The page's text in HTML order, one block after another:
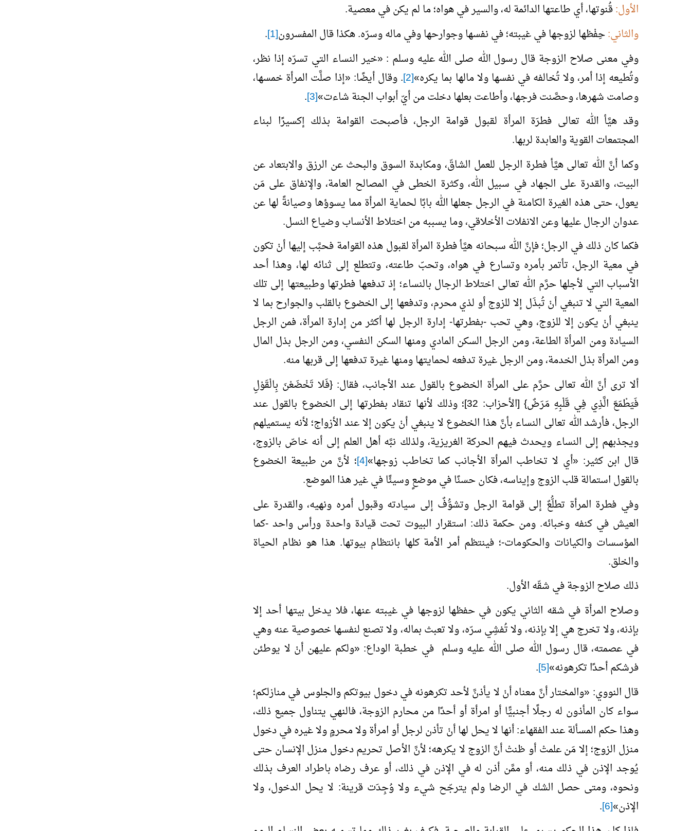
الأول:قُنوتها، أي طاعتها الدائمة له، والسير في هواه؛ ما لم يكن في معصية.
والثاني:حِفْظها لزوجها في غيبته؛ في نفسها وجوارحها وفي ماله وسرّه. هكذا قال المفسرون[1]
.
وفي معنى صلاح الزوجة قال رسول الله صلى الله عليه وسلم : «خير النساء التي تسرّه إذا نظر،
وتُطيعه إذا أمر، ولا تُخالفه في نفسها ولا مالها بما يكره»
[2] . وقال أيضًا: «إذا صلَّت المرأةخمسها،
وصامت شهرها، وحصَّنت فرجها، وأطاعت بعلها دخلت من أيّ أبواب الجنة شاءت»
[3]
.
وقد هيَّأ الله تعالى فطرَة المرأة لقبول قوامة الرجل، فأصبحت القوامة بذلك إكسيرًا لبناء
المجتمعات القوية والعابدة لربها.
وكما أنَّ الله تعالى هيَّأ فطرة الرجل للعمل الشاقّ، ومكابدة السوق والبحث عن الرزق والابتعاد عن
البيت، والقدرة على الجهاد في سبيل الله، وكثرة الخطى في المصالح العامة، والإنفاق على مَن
يعول، حتى هذه الغيرة الكامنة في الرجل جعلها الله بابًا لحماية المرأة مما يسوؤها وصيانةً لها عن
عدوان الرجال عليها وعن الانفلات الأخلاقي، وما يسببه من اختلاط الأنساب وضياع النسل.
فكما كان ذلك في الرجل؛ فإنَّ الله سبحانه هيَّأ فطرة المرأة لقبول هذه القوامة فحبَّب إليها أنْ تكون
في معية الرجل، تأتمر بأمره وتسارع في هواه، وتحبّ طاعته، وتتطلع إلى ثنائه لها، وهذا أحد
الأسباب التي لأجلها حرَّم الله تعالى اختلاط الرجال بالنساء؛ إذ تدفعها فطرتها وطبيعتها إلى تلك
المعية التي لا تنبغي أنْ تُبذَل إلا للزوج أو لذي محرم، وتدفعها إلى الخضوع بالقلب والجوارح بما لا
ينبغي أنْ يكون إلا للزوج، وهي تحب -بفطرتها- إدارة الرجل لها أكثر من إدارة المرأة، فمن الرجل
السيادة ومن المرأة الطاعة، ومن الرجل السكن المادي ومنها السكن النفسي، ومن الرجل بذل المال
ومن المرأة بذل الخدمة، ومن الرجل غيرة تدفعه لحمايتها ومنها غيرة تدفعها إلى قربها منه.
ألا ترى أنَّ الله تعالى حرَّم على المرأة الخضوع بالقول عند الأجانب، فقال: {فَلا تَخْضَعْنَ بِالْقَوْلِ
فَيَطْمَعَ الَّذِي فِي قَلْبِهِ مَرَضٌ} [الأحزاب: 32]؛ وذلك لأنها تنقاد بفطرتها إلى الخضوع بالقول عند
الرجل، فأرشد الله تعالى النساء بأنَّ هذا الخضوع لا ينبغي أنْ يكون إلا عند الأزواج؛ لأنه يستميلهم
ويجذبهم إلى النساء ويحدث فيهم الحركة الغريزية، ولذلك نبَّه أهل العلم إلى أنه خاصّ بالزوج،
قال ابن كثير: «أي لا تخاطب المرأة الأجانب كما تخاطب زوجها»
[4] ؛ لأنَّ من طبيعة الخضوع
بالقول استمالة قلب الزوج وإيناسه، فكان حسنًا في موضعٍ وسيئًا في غير هذا الموضع.
وفي فطرة المرأة تطلُّعٌ إلى قوامة الرجل وتشوُّفٌ إلى سيادته وقبول أمره ونهيه، والقدرة على
العيش في كنفه وخبائه. ومن حكمة ذلك: استقرار البيوت تحت قيادة واحدة ورأس واحد -كما
المؤسسات والكيانات والحكومات-؛ فينتظم أمر الأمة كلها بانتظام بيوتها. هذا هو نظام الحياة
والخلق.
ذلك صلاح الزوجة في شقّه الأول.
وصلاح المرأة في شقه الثاني يكون في حفظها لزوجها في غيبته عنها، فلا يدخل بيتها أحد إلا
بإذنه، ولا تخرج هي إلا بإذنه، ولا تُفشِي سرّه، ولا تعبث بماله، ولا تصنع لنفسها خصوصية عنه وهي
في عصمته، قال رسول الله صلى الله عليه وسلم في خطبة الوداع: «ولكم عليهن أنْ لا يوطئن
فرشكم أحدًا تكرهونه»
[5]
.
قال النووي: «والمختار أنَّ معناه أنْ لا يأذنَّ لأحد تكرهونه في دخول بيوتكم والجلوس في منازلكم؛
سواء كان المأذون له رجلًا أجنبيًّا أو امرأة أو أحدًا من محارم الزوجة، فالنهي يتناول جميع ذلك،
وهذا حكم المسألة عند الفقهاء: أنها لا يحل لها أنْ تأذن لرجل أو امرأة ولا محرمٍ ولا غيره في دخول
منزل الزوج؛ إلا مَن علمتْ أو ظنتْ أنَّ الزوج لا يكرهه؛ لأنَّ الأصل تحريم دخول منزل الإنسان حتى
يُوجد الإذن في ذلك منه، أو ممَّن أذن له في الإذن في ذلك، أو عرف رضاه باطراد العرف بذلك
ونحوه، ومتى حصل الشك في الرضا ولم يترجّح شيء ولا وُجِدَت قرينة: لا يحل الدخول، ولا
الإذن»
[6]
.